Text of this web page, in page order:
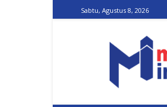
Sabtu, Agustus 8, 2026